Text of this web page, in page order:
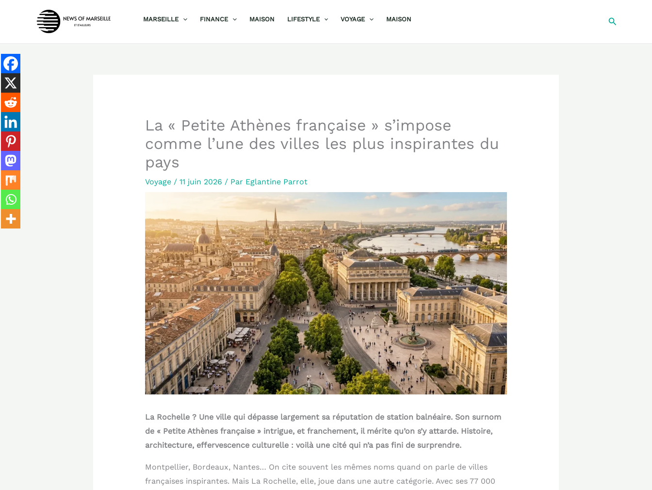
MARSEILLE FINANCE MAISON LIFESTYLE VOYAGE MAISON
La « Petite Athènes française » s’impose
comme l’une des villes les plus inspirantes du
pays
Voyage/ 11 juin 2026 / Par Eglantine Parrot
La Rochelle ? Une ville qui dépasse largement sa réputation de station balnéaire. Son surnom
de « Petite Athènes française » intrigue, et franchement, il mérite qu’on s’y attarde. Histoire,
architecture, effervescence culturelle : voilà une cité qui n’a pas fini de surprendre.
Montpellier, Bordeaux, Nantes… On cite souvent les mêmes noms quand on parle de villes
françaises inspirantes. Mais La Rochelle, elle, joue dans une autre catégorie. Avec ses 77 000